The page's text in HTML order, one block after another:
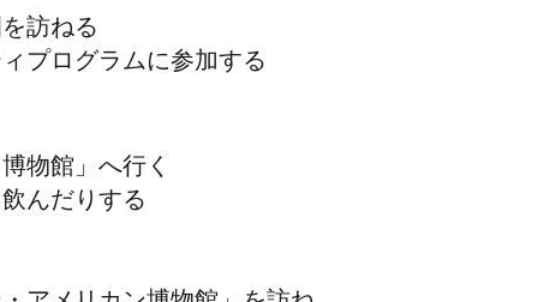
訪ねる
プログラムに参加する
物館」 へ行く
んだりする